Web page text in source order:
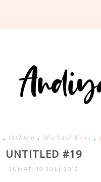
, fashion , Michael Kors ,
UNTITLED #19
JUMAT, 19 JULI 2013